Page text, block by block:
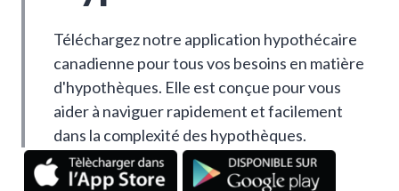
Téléchargez notre application hypothécaire
canadienne pour tous vos besoins en matière
d'hypothèques. Elle est conçue pour vous
aider à naviguer rapidement et facilement
dans la complexité des hypothèques.